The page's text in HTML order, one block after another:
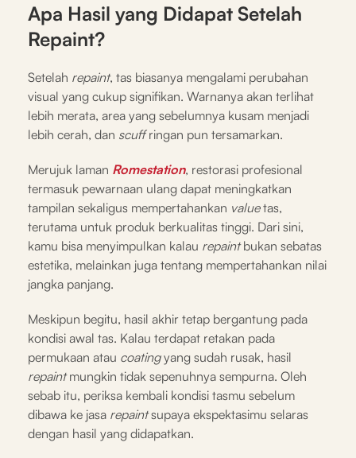
Apa Hasil yang Didapat Setelah
Repaint?
Setelah repaint, tas biasanya mengalami perubahan
visual yang cukup signifikan. Warnanya akan terlihat
lebih merata, area yang sebelumnya kusam menjadi
lebih cerah, dan scuffringan pun tersamarkan.
Merujuk laman Romestation, restorasi profesional
termasuk pewarnaan ulang dapat meningkatkan
tampilan sekaligus mempertahankan valuetas,
terutama untuk produk berkualitas tinggi. Dari sini,
kamu bisa menyimpulkan kalau repaintbukan sebatas
estetika, melainkan juga tentang mempertahankan nilai
jangka panjang.
Meskipun begitu, hasil akhir tetap bergantung pada
kondisi awal tas. Kalau terdapat retakan pada
permukaan atau coatingyang sudah rusak, hasil
repaintmungkin tidak sepenuhnya sempurna. Oleh
sebab itu, periksa kembali kondisi tasmu sebelum
dibawa ke jasa repaintsupaya ekspektasimu selaras
dengan hasil yang didapatkan.